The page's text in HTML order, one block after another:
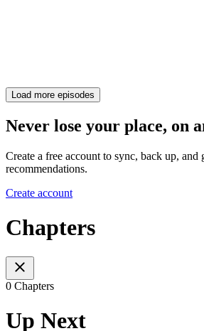
Load more episodes
Never lose your place, on
Create a free account to sync, back up, and
recommendations.
Create account
Chapters
0 Chapters
Up Next